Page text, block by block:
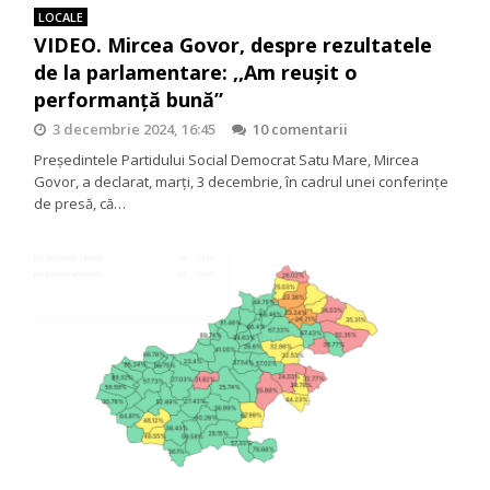
LOCALE
VIDEO. Mircea Govor, despre rezultatele
de la parlamentare: ,,Am reușit o
performanță bună”
3 decembrie 2024, 16:45
10 comentarii
Președintele Partidului Social Democrat Satu Mare, Mircea
Govor, a declarat, marți, 3 decembrie, în cadrul unei conferințe
de presă, că…